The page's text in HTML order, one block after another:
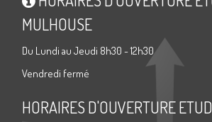
MULHOUSE
Du Lundi au Jeudi 8h30 - 12h30
Vendredi fermé
HORAIRES D'OUVERTURE